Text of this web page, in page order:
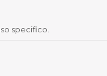
specifico.